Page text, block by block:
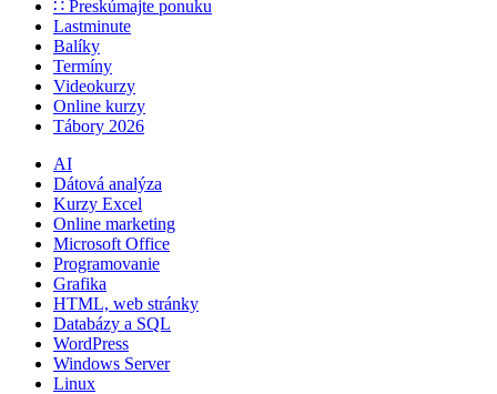
∷ Preskúmajte ponuku
Lastminute
Balíky
Termíny
Videokurzy
Online kurzy
Tábory 2026
AI
Dátová analýza
Kurzy Excel
Online marketing
Microsoft Office
Programovanie
Grafika
HTML, web stránky
Databázy a SQL
WordPress
Windows Server
Linux